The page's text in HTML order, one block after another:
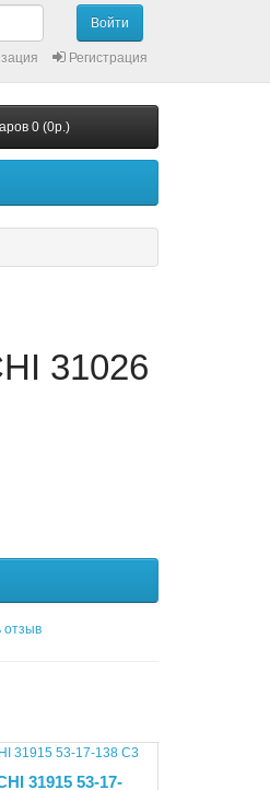
Регистрация
0 (0р.)
31026
отзыв
31915 53-17-